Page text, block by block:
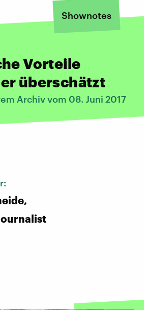
Shownotes
Vorteile
überschätzt
Archiv vom 08. Juni 2017